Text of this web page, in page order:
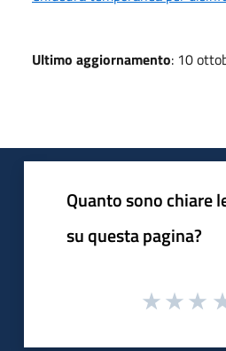
Ultimo aggiornamento: 10
Quanto sono chiare
su questa pagina?